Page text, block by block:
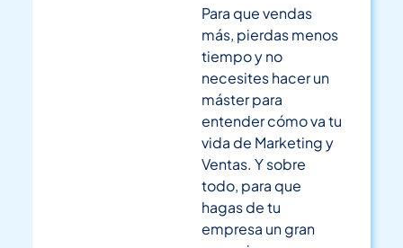
Para que vendas
más, pierdas menos
tiempo y no
necesites hacer un
máster para
entender cómo va tu
vida de Marketing y
Ventas. Y sobre
todo, para que
hagas de tu
empresa un gran